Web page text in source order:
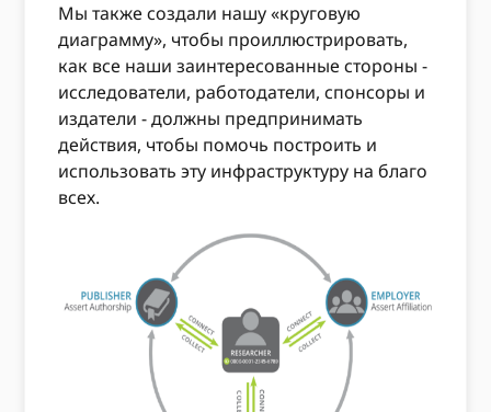
Мы также создали нашу «круговую
диаграмму», чтобы проиллюстрировать,
как все наши заинтересованные стороны -
исследователи, работодатели, спонсоры и
издатели - должны предпринимать
действия, чтобы помочь построить и
использовать эту инфраструктуру на благо
всех.